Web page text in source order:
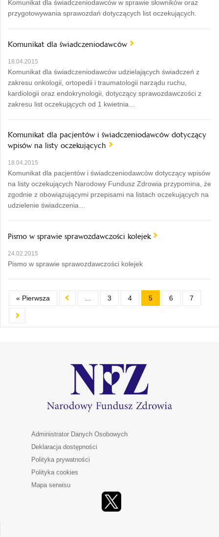
Komunikat dla świadczeniodawców w sprawie słowników oraz
przygotowywania sprawozdań dotyczących list oczekujących.
Komunikat dla świadczeniodawców
18.04.2015
Komunikat dla świadczeniodawców udzielających świadczeń z
zakresu onkologii, ortopedii i traumatologii narządu ruchu,
kardiologii oraz endokrynologii, dotyczący sprawozdawczości z
zakresu list oczekujących od 1 kwietnia…
Komunikat dla pacjentów i świadczeniodawców dotyczący
wpisów na listy oczekujących
18.04.2015
Komunikat dla pacjentów i świadczeniodawców dotyczący wpisów
na listy oczekujących Narodowy Fundusz Zdrowia przypomina, że
zgodnie z obowiązującymi przepisami na listach oczekujących na
udzielenie świadczenia…
Pismo w sprawie sprawozdawczości kolejek
24.02.2015
Pismo w sprawie sprawozdawczości kolejek
« Pierwsza 3 4 5 6 7
Administrator Danych Osobowych
Deklaracja dostępności
Polityka prywatności
Polityka cookies
Mapa serwisu